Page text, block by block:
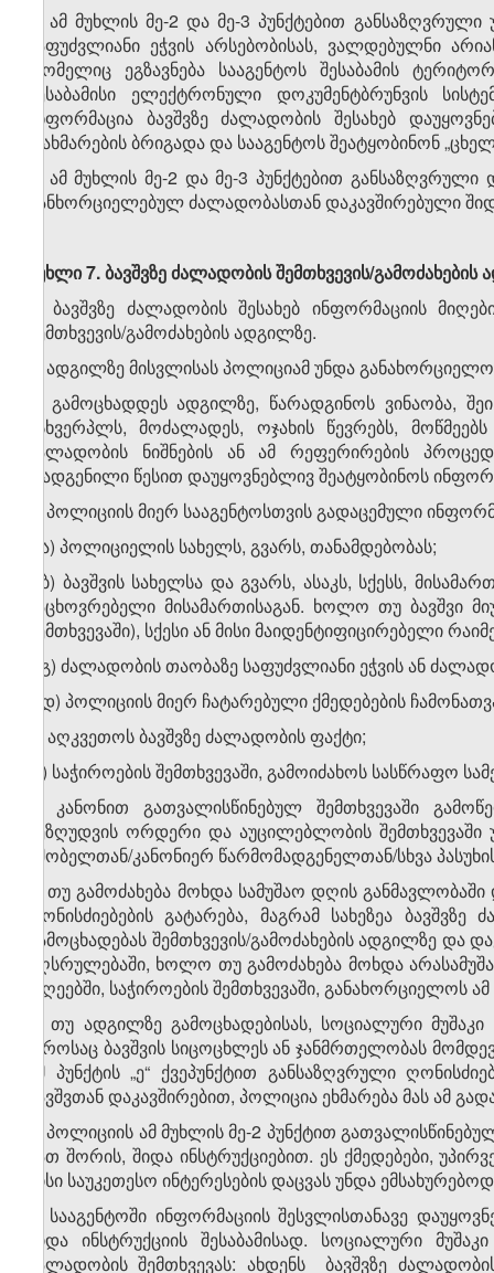
6. ამ მუხლის მე-2 და მე-3 პუნქტებით
საფუძვლიანი ეჭვის არსებობისას, ვალდებულნი
რომელიც ეგზავნება სააგენტოს შესაბამის
შესაბამისი ელექტრონული დოკუმენტბრუნვის
ინფორმაცია ბავშვზე ძალადობის შესახებ
დახმარების ბრიგადა და სააგენტოს შეატყობინონ
7. ამ მუხლის მე-2 და მე-3 პუნქტებით
განხორციელებულ ძალადობასთან დაკავშირებული
მუხლი7.ბავშვზეძალადობისშემთხვევის/გამოძახების
1. ბავშვზე ძალადობის შესახებ ინფორმაციის
შემთხვევის/გამოძახების ადგილზე.
2. ადგილზე მისვლისას პოლიციამ უნდა
ა) გამოცხადდეს ადგილზე, წარადგინოს ვინაობა,
მსხვერპლს, მოძალადეს, ოჯახის წევრებს,
ძალადობის ნიშნების ან ამ რეფერირების
დადგენილი წესით დაუყოვნებლივ შეატყობინოს
ბ) პოლიციის მიერ სააგენტოსთვის გადაცემული
ბ.ა) პოლიციელის სახელს, გვარს, თანამდებობას;
ბ.ბ) ბავშვის სახელსა და გვარს, ასაკს, სქესს,
საცხოვრებელი მისამართისაგან. ხოლო თუ ბავშვი
შემთხვევაში), სქესი ან მისი მაიდენტიფიცირებელი
ბ.გ) ძალადობის თაობაზე საფუძვლიანი ეჭვის ან
ბ.დ) პოლიციის მიერ ჩატარებული ქმედებების
გ) აღკვეთოს ბავშვზე ძალადობის ფაქტი;
დ) საჭიროების შემთხვევაში, გამოიძახოს სასწრაფო
ე) კანონით გათვალისწინებულ შემთხვევაში
შეზღუდვის ორდერი და აუცილებლობის
მშობელთან/კანონიერ წარმომადგენელთან/სხვა
ვ) თუ გამოძახება მოხდა სამუშაო დღის
ღონისძიებების გატარება, მაგრამ სახეზეა
გამოცხადებას შემთხვევის/გამოძახების ადგილზე და
აღსრულებაში, ხოლო თუ გამოძახება მოხდა
დღეებში, საჭიროების შემთხვევაში, განახორციელოს
ზ) თუ ადგილზე გამოცხადებისას, სოციალური
დროსაც ბავშვის სიცოცხლეს ან ჯანმრთელობას
ამ პუნქტის „ე“ ქვეპუნქტით განსაზღვრული
ბავშვთან დაკავშირებით, პოლიცია ეხმარება მას ამ
3. პოლიციის ამ მუხლის მე-2 პუნქტით
მათ შორის, შიდა ინსტრუქციებით. ეს ქმედებები,
მისი საუკეთესო ინტერესების დაცვას უნდა
4. სააგენტოში ინფორმაციის შესვლისთანავე
შიდა ინსტრუქციის შესაბამისად. სოციალური
ძალადობის შემთხვევას: ახდენს ბავშვზე